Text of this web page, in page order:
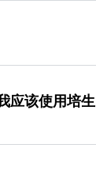
应该使用培生